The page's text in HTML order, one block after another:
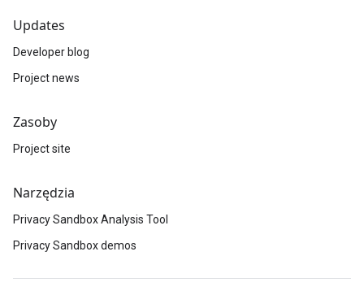
Updates
Developer blog
Project news
Zasoby
Project site
Narzędzia
Privacy Sandbox Analysis Tool
Privacy Sandbox demos